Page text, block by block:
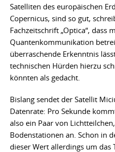
Satelliten des europäischen
Copernicus, sind so gut,
Fachzeitschrift „Optica“, dass
Quantenkommunikation
überraschende Erkenntnis
technischen Hürden hierzu
könnten als gedacht.
Bislang sendet der Satellit
Datenrate: Pro Sekunde
also ein Paar von
Bodenstationen an. Schon in
dieser Wert allerdings um das